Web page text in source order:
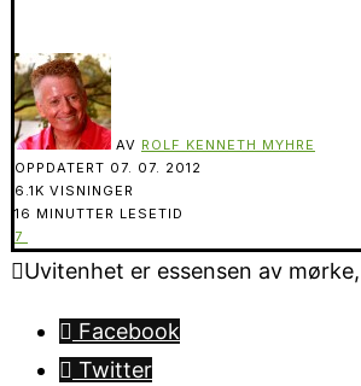
AV ROLF KENNETH MYHRE
OPPDATERT 07. 07. 2012
6.1K VISNINGER
16 MINUTTER LESETID
7
Uvitenhet er essensen av
Facebook
Twitter